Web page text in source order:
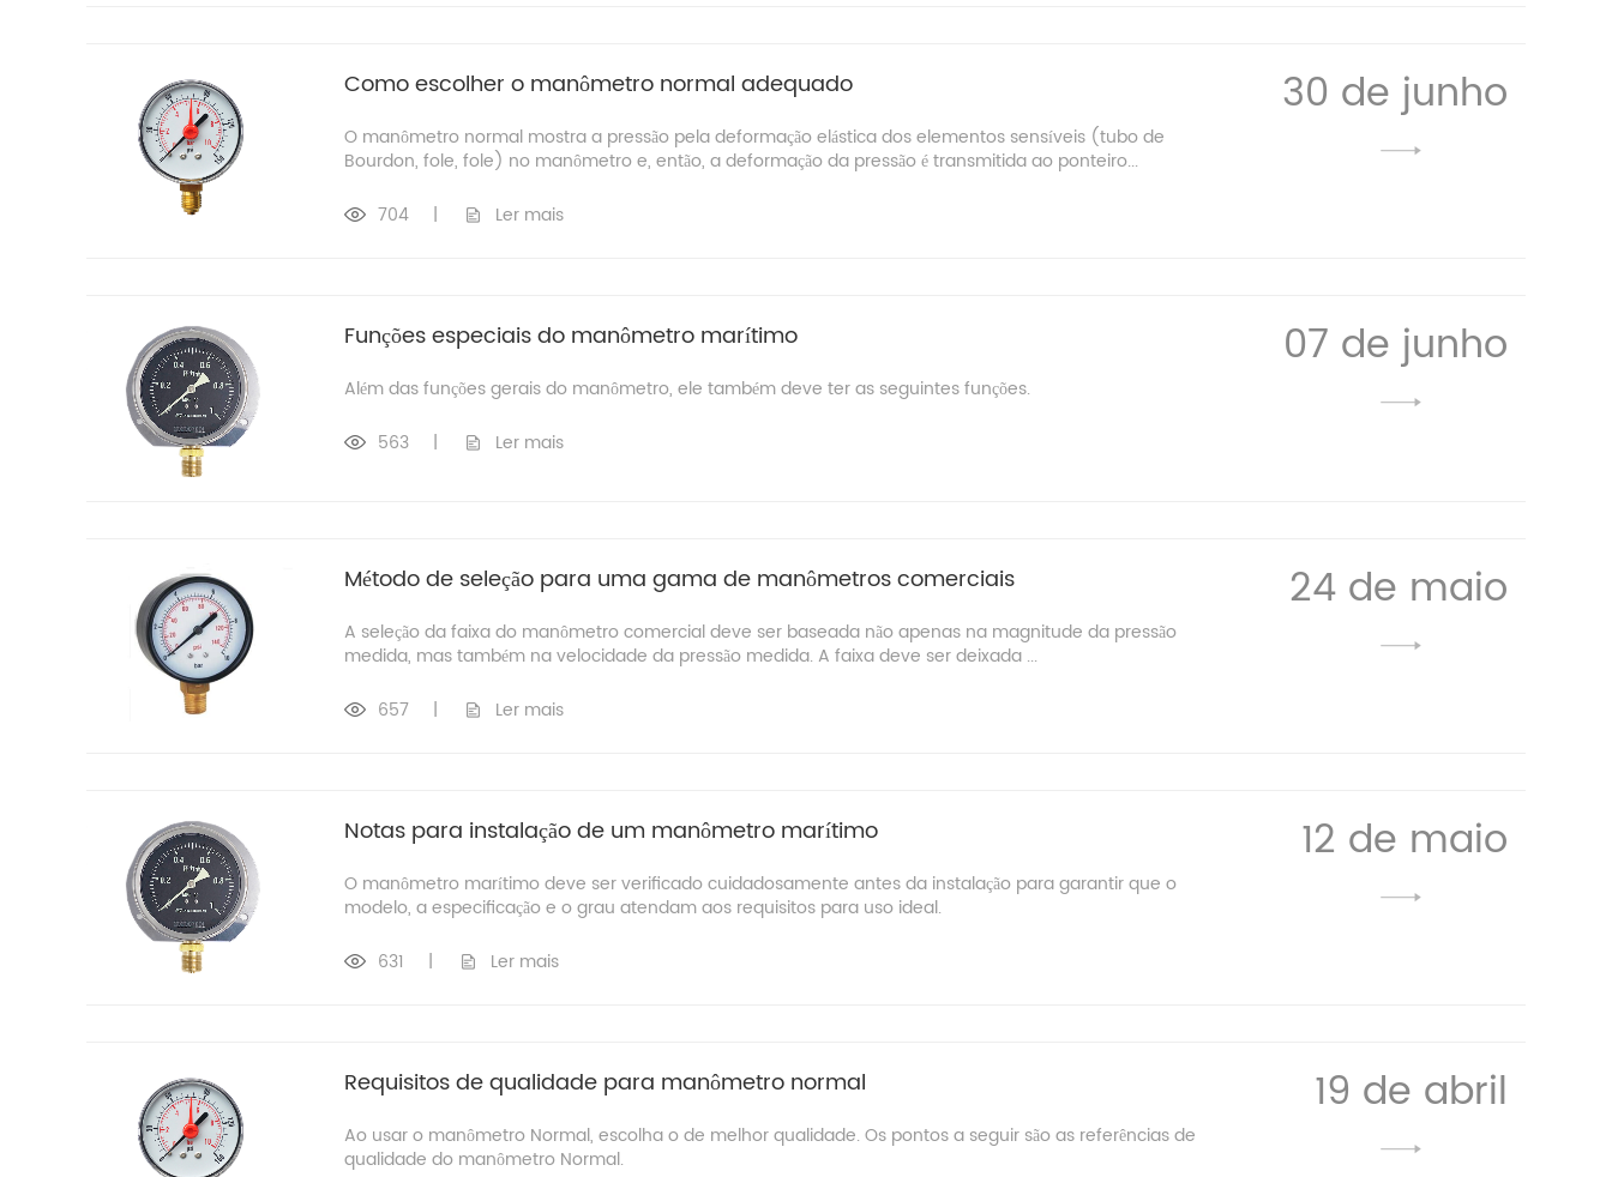
Como escolher o manômetro normal adequado
O manômetro normal mostra a pressão pela deformação elástica dos elementos sensíveis (tubo de
Bourdon, fole, fole) no manômetro e, então, a deformação da pressão é transmitida ao ponteiro...
30 de junho
704 | Ler mais
Funções especiais do manômetro marítimo
Além das funções gerais do manômetro, ele também deve ter as seguintes funções.
07 de junho
563 | Ler mais
Método de seleção para uma gama de manômetros comerciais
A seleção da faixa do manômetro comercial deve ser baseada não apenas na magnitude da pressão
medida, mas também na velocidade da pressão medida. A faixa deve ser deixada ...
24 de maio
657 | Ler mais
Notas para instalação de um manômetro marítimo
O manômetro marítimo deve ser verificado cuidadosamente antes da instalação para garantir que o
modelo, a especificação e o grau atendam aos requisitos para uso ideal.
12 de maio
631 | Ler mais
Requisitos de qualidade para manômetro normal
Ao usar o manômetro Normal, escolha o de melhor qualidade. Os pontos a seguir são as referências de
qualidade do manômetro Normal.
19 de abril